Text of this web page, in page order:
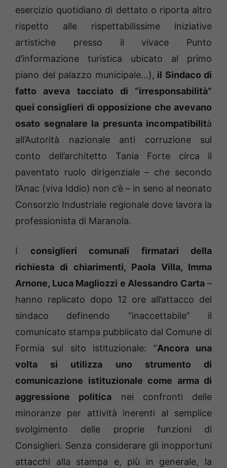
esercizio quotidiano di dettato o riporta altro
rispetto alle rispettabilissime iniziative
artistiche presso il vivace Punto
d’informazione turistica ubicato al primo
piano del palazzo municipale…), il Sindaco di
fatto aveva tacciato di “irresponsabilità”
quei consiglieri di opposizione che avevano
osato segnalare la presunta incompatibilità
all’Autorità nazionale anti corruzione sul
conto dell’architetto Tania Forte circa il
paventato ruolo dirigenziale – che secondo
l’Anac (viva Iddio) non c’è – in seno al neonato
Consorzio Industriale regionale dove lavora la
professionista di Maranola.
I consiglieri comunali firmatari della
richiesta di chiarimenti, Paola Villa, Imma
Arnone, Luca Magliozzi e Alessandro Carta–
hanno replicato dopo 12 ore all’attacco del
sindaco definendo “inaccettabile” il
comunicato stampa pubblicato dal Comune di
Formia sul sito istituzionale: “Ancora una
volta si utilizza uno strumento di
comunicazione istituzionale come arma di
aggressione politica nei confronti delle
minoranze per attività inerenti al semplice
svolgimento delle proprie funzioni di
Consiglieri. Senza considerare gli inopportuni
attacchi alla stampa e, più in generale, la